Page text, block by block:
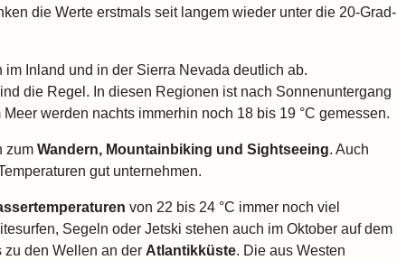
die Werte erstmals seit langem wieder unter die 20-Grad-
im Inland und in der Sierra Nevada deutlich ab.
die Regel. In diesen Regionen ist nach Sonnenuntergang
werden nachts immerhin noch 18 bis 19 °C gemessen.
zum Wandern, Mountainbiking und Sightseeing. Auch
gut unternehmen.
von 22 bis 24 °C immer noch viel
Segeln oder Jetski stehen auch im Oktober auf dem
zu den Wellen an der Atlantikküste. Die aus Westen